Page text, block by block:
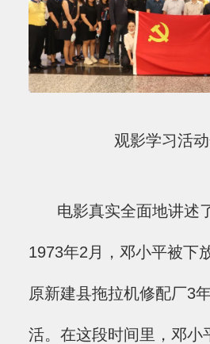
观影学习活
电影真实全面地讲述
1973年2月，邓小平被下
原新建县拖拉机修配厂3
活。在这段时间里，邓小